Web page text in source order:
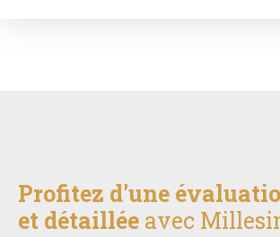
Profitez d'une
et détaillée avec